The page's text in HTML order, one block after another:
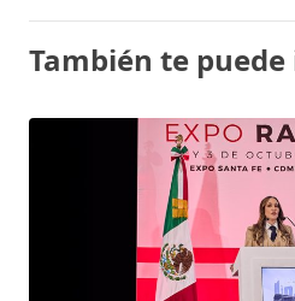
También te